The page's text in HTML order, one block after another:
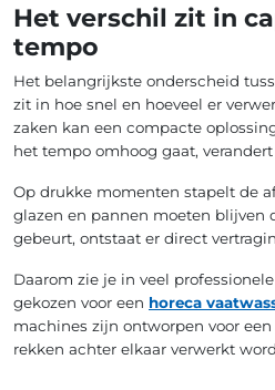
Het verschil zit in
tempo
Het belangrijkste onderscheid
zit in hoe snel en hoeveel er
zaken kan een compacte
het tempo omhoog gaat,
Op drukke momenten stapelt de
glazen en pannen moeten blijven
gebeurt, ontstaat er direct
Daarom zie je in veel
gekozen voor een horeca
machines zijn ontworpen voor
rekken achter elkaar verwerkt